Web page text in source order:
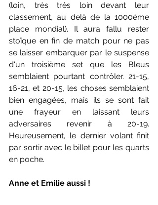
(loin, très très loin devant leur
classement, au delà de la 1000ème
place mondial). Il aura fallu rester
stoïque en fin de match pour ne pas
se laisser embarquer par le suspense
d'un troisième set que les Bleus
semblaient pourtant contrôler. 21-15,
16-21, et 20-15, les choses semblaient
bien engagées, mais ils se sont fait
une frayeur en laissant leurs
adversaires revenir à 20-19.
Heureusement, le dernier volant finit
par sortir avec le billet pour les quarts
en poche.
Anne et Emilie aussi !